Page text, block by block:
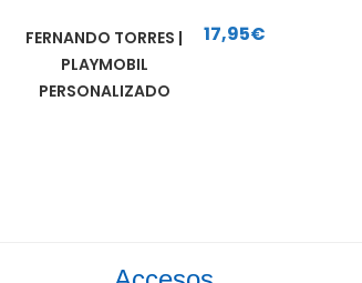
FERNANDO TORRES |
PLAYMOBIL
PERSONALIZADO
17,95€